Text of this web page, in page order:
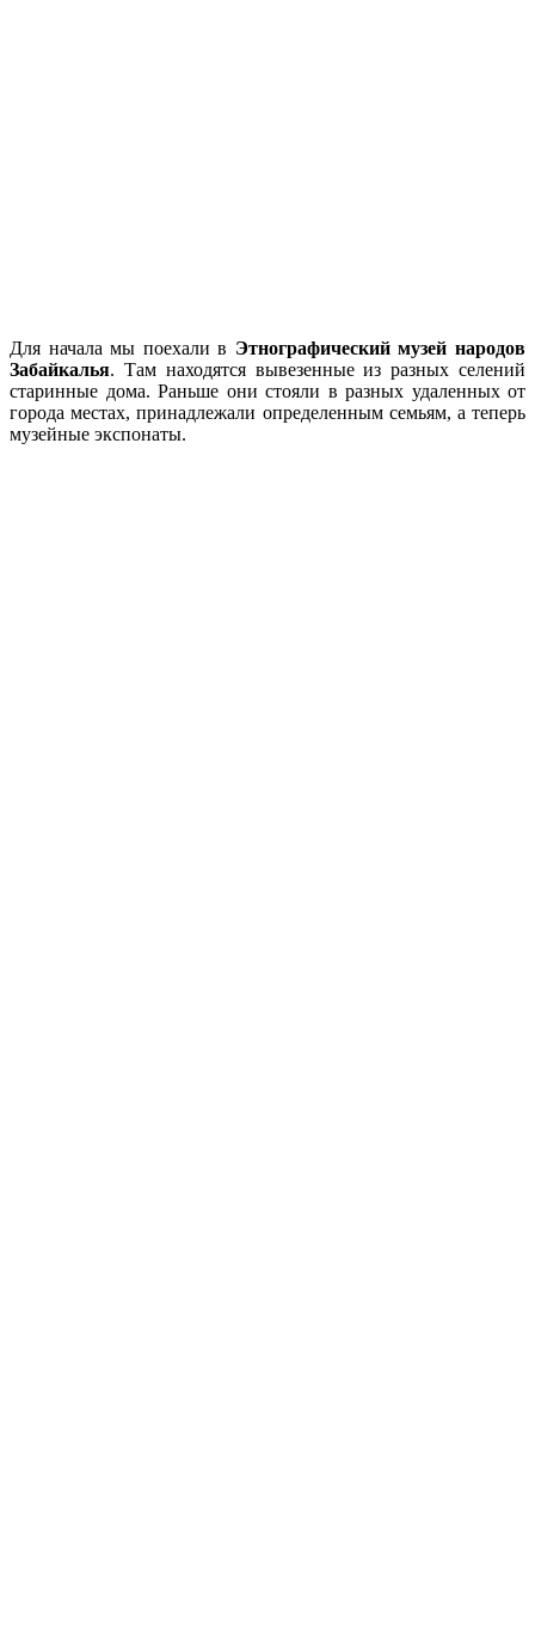
Для начала мы поехали в Этнографический музей народов
Забайкалья. Там находятся вывезенные из разных селений
старинные дома. Раньше они стояли в разных удаленных от
города местах, принадлежали определенным семьям, а теперь
музейные экспонаты.